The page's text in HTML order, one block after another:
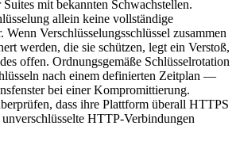
mit bekannten Schwachstellen.
allein keine vollständige
Wenn Verschlüsselungsschlüssel zusammen
werden, die sie schützen, legt ein Verstoß,
offen. Ordnungsgemäße Schlüsselrotation
nach einem definierten Zeitplan —
bei einer Kompromittierung.
dass ihre Plattform überall HTTPS
HTTP-Verbindungen